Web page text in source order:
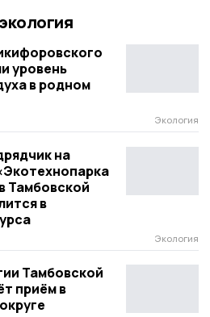
уровень
в родном
Экология
на
Тамбовской
в
Экология
Тамбовской
приём в